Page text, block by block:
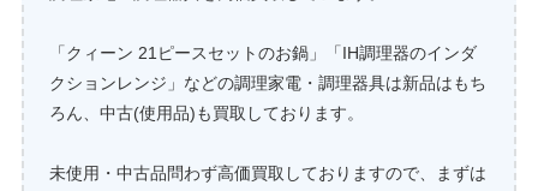
「クィーン 21ピースセットのお鍋」「IH調理器のインダ
クションレンジ」などの調理家電・調理器具は新品はもち
ろん、中古(使用品)も買取しております。
未使用・中古品問わず高価買取しておりますので、まずは